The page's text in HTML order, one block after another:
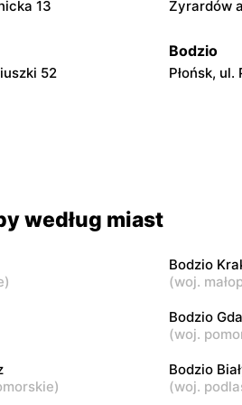
13 Żyrardów
52
Bodzio
Płońsk, ul.
ul. Targowa 4
6
Bodzio
Łuków, ul.
21 Gostynin,
według miast
)
Bodzio
(woj.
Bodzio
(woj.
)
Bodzio
(woj.